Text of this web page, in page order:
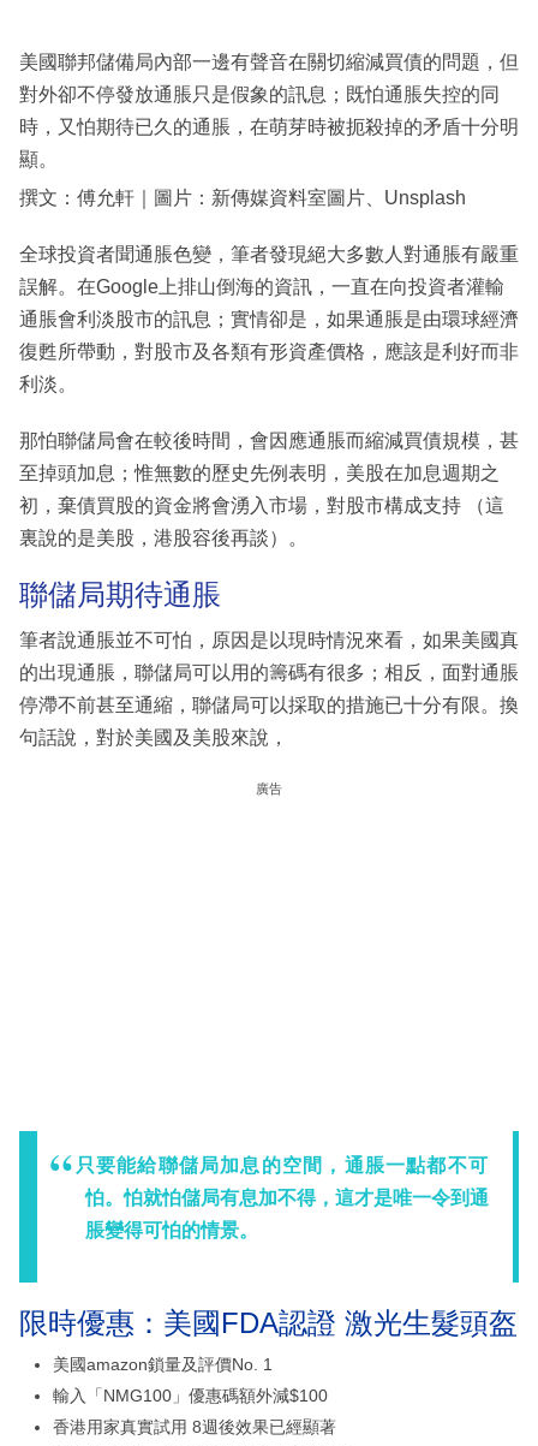
美國聯邦儲備局內部一邊有聲音在關切縮減買債的問題，但
對外卻不停發放通脹只是假象的訊息；既怕通脹失控的同
時，又怕期待已久的通脹，在萌芽時被扼殺掉的矛盾十分明
顯。
撰文：傅允軒｜圖片：新傳媒資料室圖片、Unsplash
全球投資者聞通脹色變，筆者發現絕大多數人對通脹有嚴重
誤解。在Google上排山倒海的資訊，一直在向投資者灌輸
通脹會利淡股市的訊息；實情卻是，如果通脹是由環球經濟
復甦所帶動，對股市及各類有形資產價格，應該是利好而非
利淡。
那怕聯儲局會在較後時間，會因應通脹而縮減買債規模，甚
至掉頭加息；惟無數的歷史先例表明，美股在加息週期之
初，棄債買股的資金將會湧入市場，對股市構成支持 （這
裏說的是美股，港股容後再談）。
聯儲局期待通脹
筆者說通脹並不可怕，原因是以現時情況來看，如果美國真
的出現通脹，聯儲局可以用的籌碼有很多；相反，面對通脹
停滯不前甚至通縮，聯儲局可以採取的措施已十分有限。換
句話說，對於美國及美股來說，
廣告
只要能給聯儲局加息的空間，通脹一點都不可
怕。怕就怕儲局有息加不得，這才是唯一令到通
脹變得可怕的情景。
限時優惠：美國FDA認證 激光生髮頭盔
美國amazon鎖量及評價No. 1
輸入「NMG100」優惠碼額外減$100
香港用家真實試用 8週後效果已經顯著